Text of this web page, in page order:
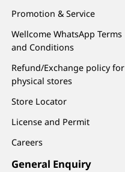
Promotion & Service
Wellcome WhatsApp Terms
and Conditions
Refund/Exchange policy for
physical stores
Store Locator
License and Permit
Careers
General Enquiry